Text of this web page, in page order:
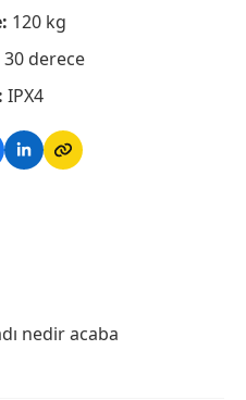
120 kg
30 derece
IPX4
nedir acaba